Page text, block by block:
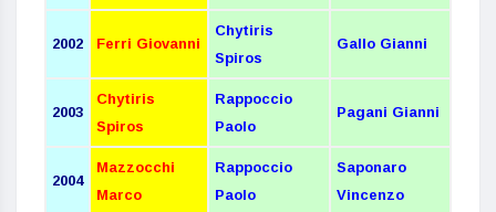
2002 Ferri Giovanni
Chytiris
Spiros
Gallo Gianni
2003
Chytiris
Spiros
Rappoccio
Paolo
Pagani Gianni
2004
Mazzocchi
Marco
Rappoccio
Paolo
Saponaro
Vincenzo